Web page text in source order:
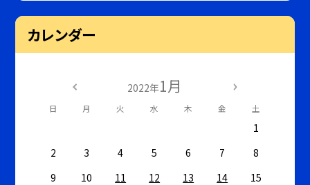
カレンダー
2022年1月
日 月 火 水 木 金 土
1
2
3 4 5 6 7
8
9
10 11 12 13 14
15